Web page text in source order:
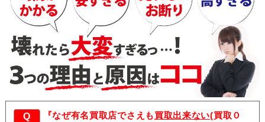
Q 『なぜ有名買取店でさえも買取出来ない(買取０